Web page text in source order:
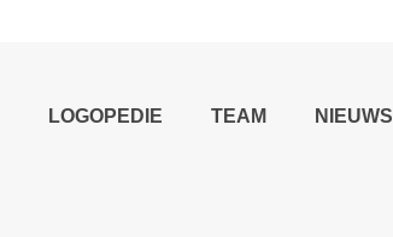
LOGOPEDIE TEAM NIEUWS